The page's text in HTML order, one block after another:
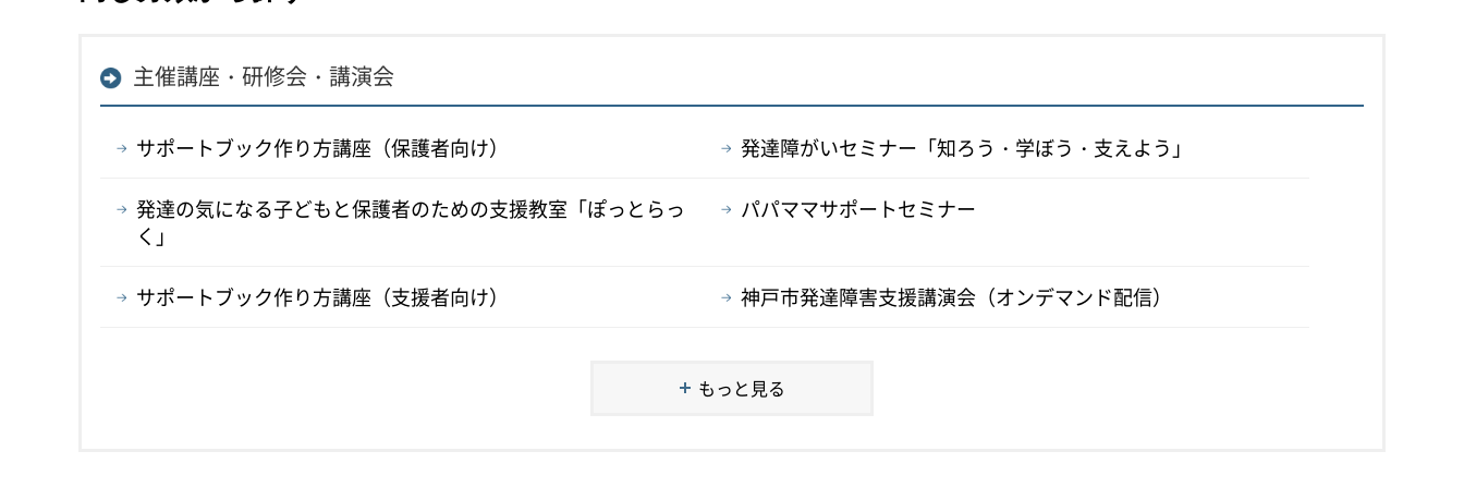
主催講座・研修会・講演会
サポートブック作り方講座（保護者向け） 発達障がいセミナー「知ろう・学ぼう・支えよう」
発達の気になる子どもと保護者のための支援教室「ぽっとらっ
く」
パパママサポートセミナー
サポートブック作り方講座（支援者向け） 神戸市発達障害支援講演会（オンデマンド配信）
もっと見る